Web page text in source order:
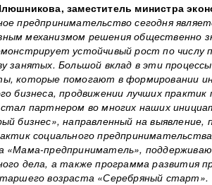
заместитель министра
предпринимательство сегодня
механизмом решения общественно
устойчивый рост по числу
занятых. Большой вклад в эти
которые помогают в формировании
бизнеса, продвижении лучших
партнером во многих наших
бизнес», направленный на
социального
«Мама-предприниматель»,
дела, а также программа развития
возраста «Серебряный старт».